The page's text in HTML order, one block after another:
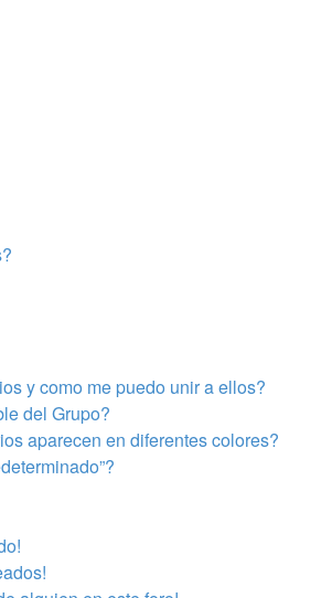
y como me puedo unir a ellos?
del Grupo?
aparecen en diferentes colores?